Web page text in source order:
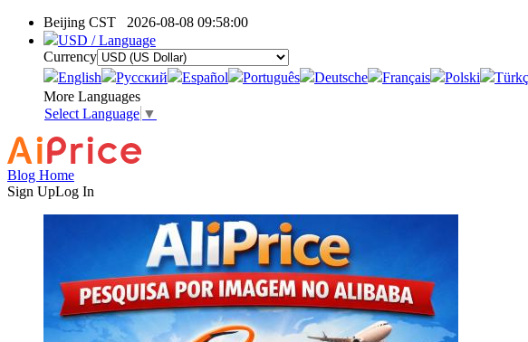
Beijing CST 2026-08-08 09:58:00
USD / Language
Currency
English
Pусский Español Português Deutsche Français Polski
More Languages
Select Language ▼
Blog Home
Sign UpLog In